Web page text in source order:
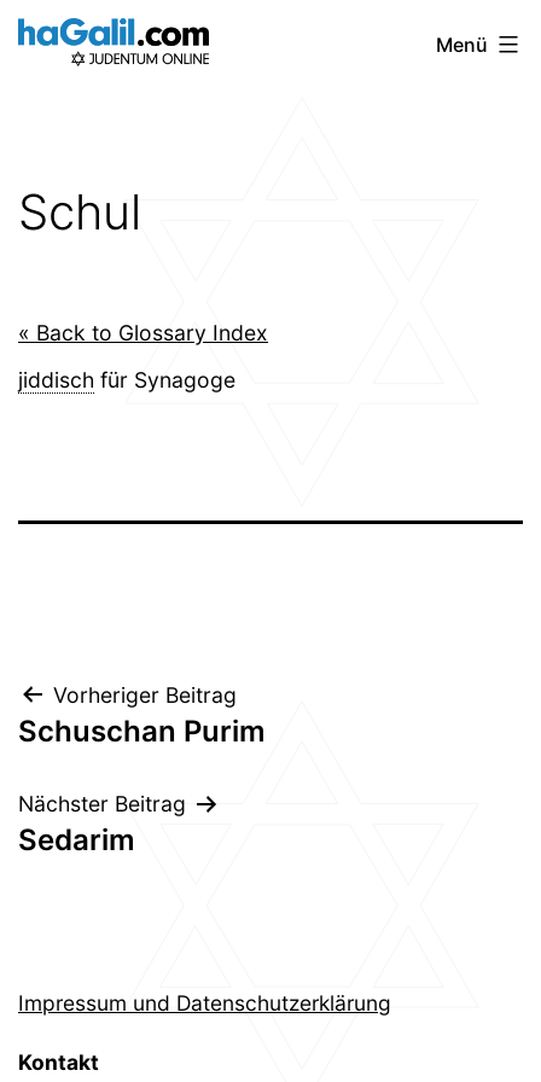
Zum
Inhalt
Menü
Schul
« Back to Glossary Index
jiddisch für Synagoge
Beitragsnavigation
Vorheriger Beitrag
Schuschan Purim
Nächster Beitrag
Sedarim
Impressum und Datenschutzerklärung
Kontakt